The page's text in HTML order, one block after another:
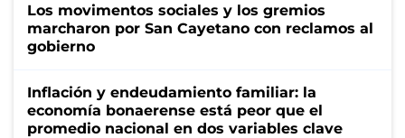
Los movimentos sociales y los gremios
marcharon por San Cayetano con reclamos al
gobierno
Inflación y endeudamiento familiar: la
economía bonaerense está peor que el
promedio nacional en dos variables clave